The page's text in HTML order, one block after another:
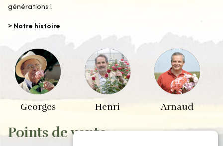
générations !
> Notre histoire
Georges Henri Arnaud
Points de vente